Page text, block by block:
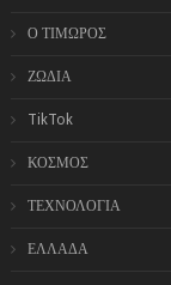
Ο ΤΙΜΩΡΟΣ
ΖΩΔΙΑ
TikTok
ΚΟΣΜΟΣ
ΤΕΧΝΟΛΟΓΙΑ
ΕΛΛΑΔΑ